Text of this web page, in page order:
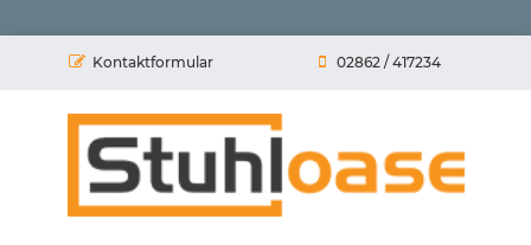
Kontaktformular 02862 / 417234